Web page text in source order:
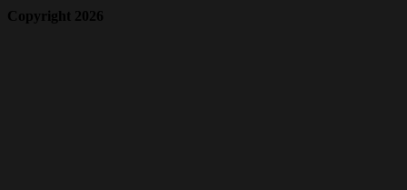
Copyright 2026